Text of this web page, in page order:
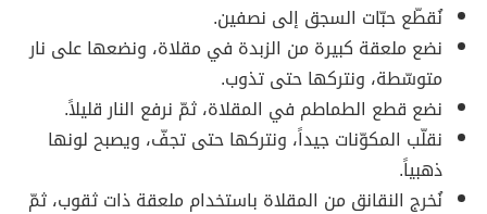
نُقطّع حبّات السجق إلى نصفين.
نضع ملعقة كبيرة من الزبدة في مقلاة، ونضعها على نار
متوسّطة، ونتركها حتى تذوب.
نضع قطع الطماطم في المقلاة، ثمّ نرفع النار قليلاً.
نقلّب المكوّنات جيداً، ونتركها حتى تجفّ، ويصبح لونها
ذهبياً.
نُخرج النقانق من المقلاة باستخدام ملعقة ذات ثقوب، ثمّ